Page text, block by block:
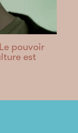
pouvoir
est